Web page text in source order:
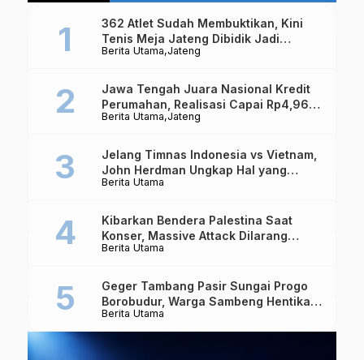
Berita Utama Jateng
362 Atlet Sudah Membuktikan, Kini
Tenis Meja Jateng Dibidik Jadi
Kekuatan Nasional
Berita Utama Jateng
Jawa Tengah Juara Nasional Kredit
Perumahan, Realisasi Capai Rp4,96
Triliun
Berita Utama
Jelang Timnas Indonesia vs Vietnam,
John Herdman Ungkap Hal yang
Dipertaruhkan
Berita Utama
Kibarkan Bendera Palestina Saat
Konser, Massive Attack Dilarang
Masuk Singapura Lagi
Berita Utama
Geger Tambang Pasir Sungai Progo
Borobudur, Warga Sambeng Hentikan
Alat Berat dan Usir Truk